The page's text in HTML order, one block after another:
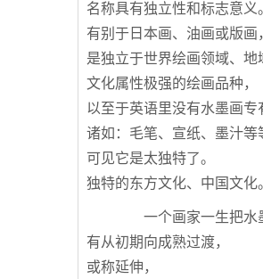
名称具有独立性和标志意义
有别于日本画、油画或版画
是独立于世界绘画领域、地
文化属性极强的绘画品种，
以至于英语里没有水墨画专
诸如：毛笔、宣纸、墨汁等
可见它是太独特了。
独特的东方文化、中国文化
一个画家一生把水墨
有从初期向成熟过渡，
或称延伸，